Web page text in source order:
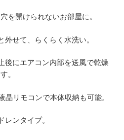
を開けられないお部屋に。
せて、らくらく水洗い。
後にエアコン内部を送風で乾燥
。
リモコンで本体収納も可能。
ンタイプ。